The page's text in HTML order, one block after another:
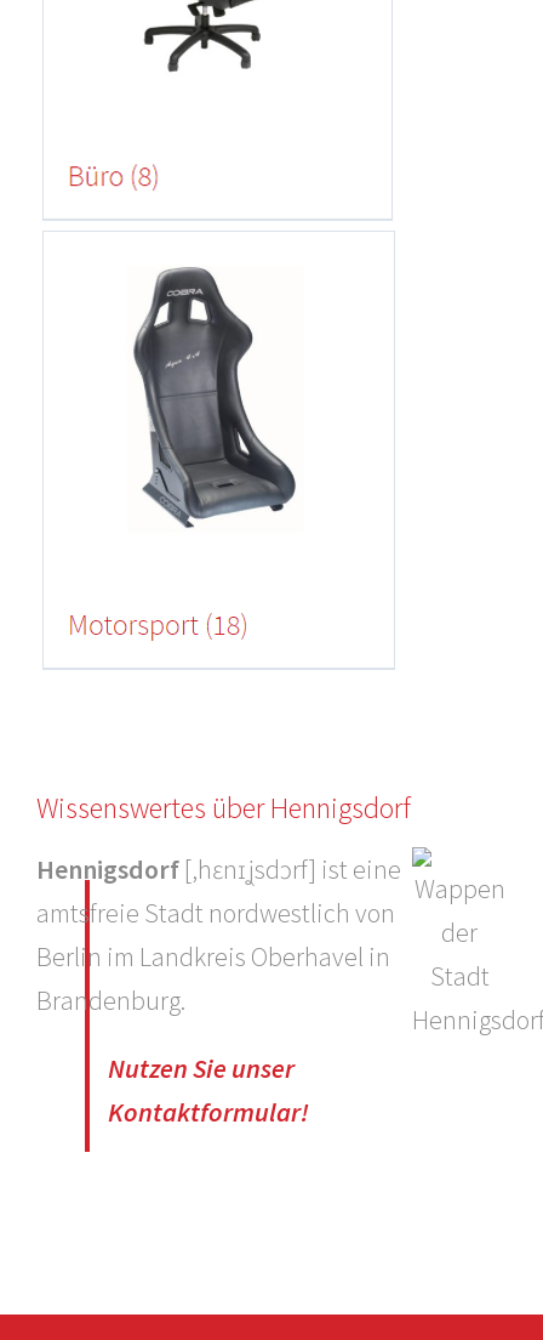
Wissenswertes über Hennigsdorf
Hennigsdorf [‚hɛnɪʝsdɔrf] ist eine
amtsfreie Stadt nordwestlich von
Berlin im Landkreis Oberhavel in
Brandenburg.
Nutzen Sie unser
Kontaktformular!